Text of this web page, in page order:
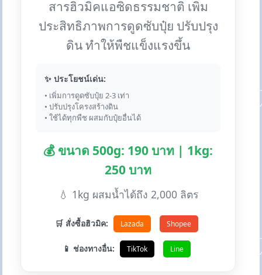
สารฮิวมิคแอซิดธรรมชาติ เพิ่ม
ประสิทธิภาพการดูดซับปุ๋ย ปรับปรุง
ดิน ทำให้พืชแข็งแรงขึ้น
✨ ประโยชน์เด่น:
• เพิ่มการดูดซับปุ๋ย 2-3 เท่า
• ปรับปรุงโครงสร้างดิน
• ใช้ได้ทุกพืช ผสมกับปุ๋ยอื่นได้
💰 ขนาด 500g: 190 บาท | 1kg:
250 บาท
💧 1kg ผสมน้ำได้ถึง 2,000 ลิตร
🛒 สั่งซื้อฮิวมิค: Lazada Shopee
📱 ช่องทางอื่น: TikTok Line